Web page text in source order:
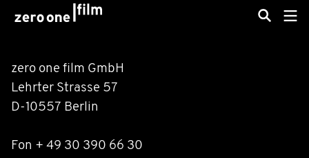
zero one film GmbH
Lehrter Strasse 57
D-10557 Berlin
Fon + 49 30 390 66 30